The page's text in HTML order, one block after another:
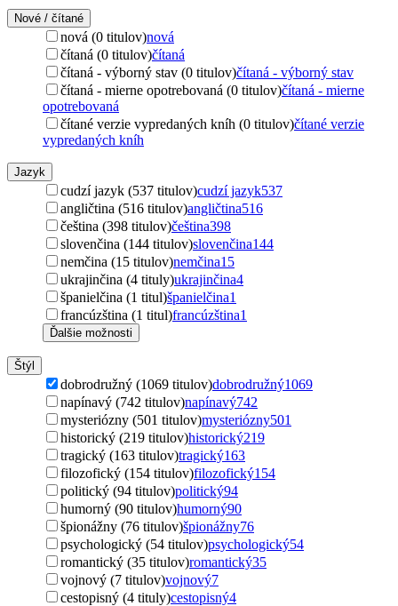
Nové / čítané
nová (0 titulov)nová
čítaná (0 titulov)čítaná
čítaná - výborný stav (0 titulov)čítaná - výborný stav
čítaná - mierne opotrebovaná (0 titulov)čítaná - mierne
opotrebovaná
čítané verzie vypredaných kníh (0 titulov)čítané verzie
vypredaných kníh
Jazyk
cudzí jazyk (537 titulov)cudzí jazyk537
angličtina (516 titulov)angličtina516
čeština (398 titulov)čeština398
slovenčina (144 titulov)slovenčina144
nemčina (15 titulov)nemčina15
ukrajinčina (4 tituly)ukrajinčina4
španielčina (1 titul)španielčina1
francúzština (1 titul)francúzština1
Ďalšie možnosti
Štýl
dobrodružný (1069 titulov)dobrodružný1069
napínavý (742 titulov)napínavý742
mysteriózny (501 titulov)mysteriózny501
historický (219 titulov)historický219
tragický (163 titulov)tragický163
filozofický (154 titulov)filozofický154
politický (94 titulov)politický94
humorný (90 titulov)humorný90
špionážny (76 titulov)špionážny76
psychologický (54 titulov)psychologický54
romantický (35 titulov)romantický35
vojnový (7 titulov)vojnový7
cestopisný (4 tituly)cestopisný4